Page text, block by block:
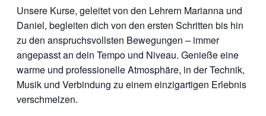
Unsere Kurse, geleitet von den Lehrern Marianna und
Daniel, begleiten dich von den ersten Schritten bis hin
zu den anspruchsvollsten Bewegungen – immer
angepasst an dein Tempo und Niveau. Genieße eine
warme und professionelle Atmosphäre, in der Technik,
Musik und Verbindung zu einem einzigartigen Erlebnis
verschmelzen.